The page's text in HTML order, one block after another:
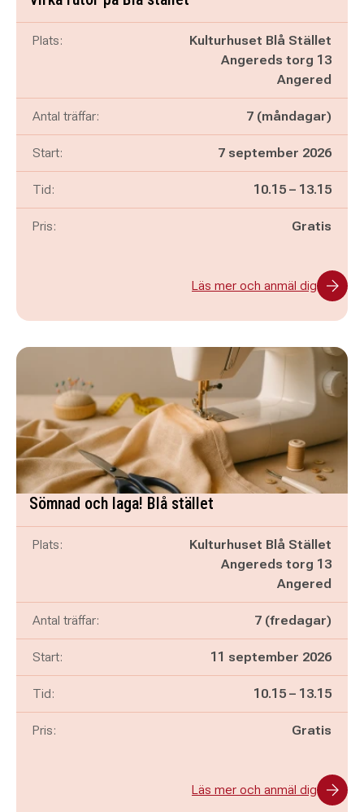
Plats:
Kulturhuset Blå Stället
Angereds torg 13
Angered
Antal träffar: 7 (måndagar)
Start: 7 september 2026
Tid: Pågår mellan
10.15 – och
13.15
Pris: Gratis
Läs mer och anmäl dig
Sömnad och laga! Blå stället
Plats:
Kulturhuset Blå Stället
Angereds torg 13
Angered
Antal träffar: 7 (fredagar)
Start: 11 september 2026
Tid: Pågår mellan
10.15 – och
13.15
Pris: Gratis
Läs mer och anmäl dig